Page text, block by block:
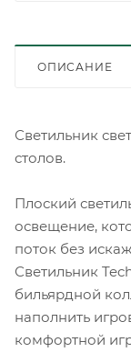
ОПИСАНИЕ
Светильник
столов.
Плоский
освещение,
поток без
Светильник
бильярдной
наполнить
комфортной